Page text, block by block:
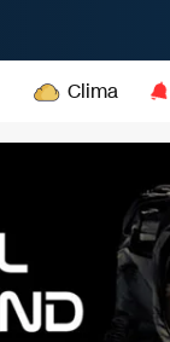
Clima